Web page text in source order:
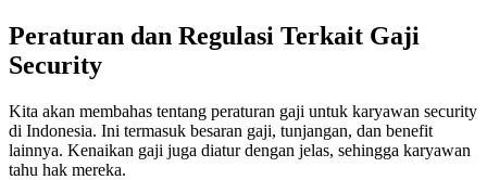
Peraturan dan Regulasi Terkait Gaji
Security
Kita akan membahas tentang peraturan gaji untuk karyawan security
di Indonesia. Ini termasuk besaran gaji, tunjangan, dan benefit
lainnya. Kenaikan gaji juga diatur dengan jelas, sehingga karyawan
tahu hak mereka.